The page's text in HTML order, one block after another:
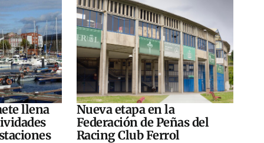
llena
Nueva etapa en la
Federación de Peñas del
Racing Club Ferrol